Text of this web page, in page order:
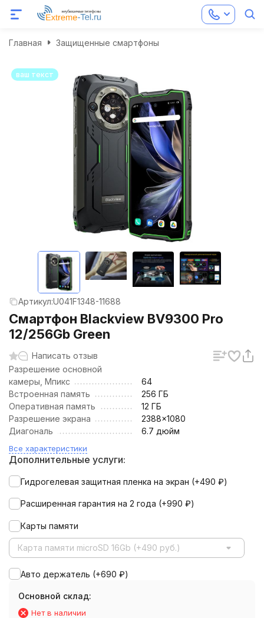
Главная Защищенные смартфоны
ваш текст
Артикул:U041F1348-11688
Смартфон Blackview BV9300 Pro
12/256Gb Green
Написать отзыв
Разрешение основной
камеры, Мпикс
64
Встроенная память
256 ГБ
Оперативная память
12 ГБ
Разрешение экрана
2388x1080
Диагональ
6.7 дюйм
Все характеристики
Дополнительные услуги:
Гидрогелевая защитная пленка на экран (+490 ₽)
Расширенная гарантия на 2 года (+990 ₽)
Карты памяти
Карта памяти microSD 16Gb (+490 руб.)
Авто держатель (+690 ₽)
Основной склад:
Нет в наличии